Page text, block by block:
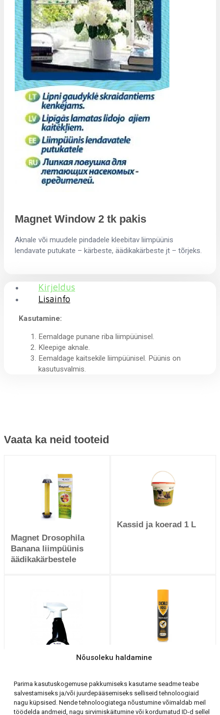
Nõusoleku haldamine
Parima kasutuskogemuse pakkumiseks kasutame seadme teabe
salvestamiseks ja/või juurdepääsemiseks selliseid tehnoloogiaid
nagu küpsised. Nende tehnoloogiatega nõustumine võimaldab meil
töödelda andmeid, nagu sirvimiskäitumine või kordumatud ID-d sellel
Magnet Window 2 tk pakis
Aknale või muudele pindadele kleebitav liimpüünis
lendavate putukate – kärbeste, äädikakärbeste jt – tõrjeks.
Kirjeldus
Lisainfo
Kasutamine:
Eemaldage punane riba liimpüünisel.
Kleepige aknale.
Eemaldage kaitsekile liimpüünisel. Püünis on
kasutusvalmis.
Vaata ka neid tooteid
Magnet Drosophila
Banana liimpüünis
äädikakärbestele
Kassid ja koerad 1 L
Frekenboc Sambla ja
mudaeemaldusvahend
Dichlofoss lendavate
ruumides 400 ml